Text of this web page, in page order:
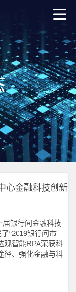
心金融科技创新
届银行间金融科技
“2019银行间市
观智能RPA荣获科
、强化金融与科